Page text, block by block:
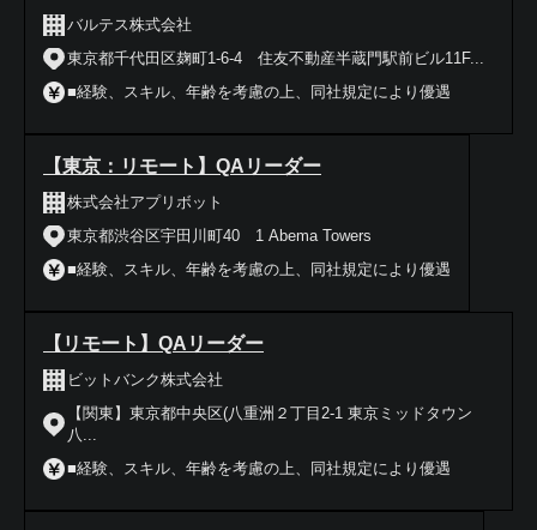
バルテス株式会社
東京都千代田区麹町1-6-4 住友不動産半蔵門駅前ビル11F...
■経験、スキル、年齢を考慮の上、同社規定により優遇
【東京：リモート】QAリーダー
株式会社アプリボット
東京都渋谷区宇田川町40 1 Abema Towers
■経験、スキル、年齢を考慮の上、同社規定により優遇
【リモート】QAリーダー
ビットバンク株式会社
【関東】東京都中央区(八重洲２丁目2-1 東京ミッドタウン
八...
■経験、スキル、年齢を考慮の上、同社規定により優遇